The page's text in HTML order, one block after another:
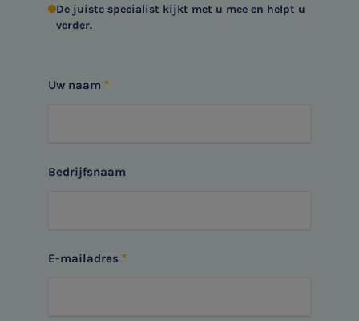
Zonder gedoe
De juiste specialist kijkt met u mee en helpt u
verder.
Uw naam
Bedrijfsnaam
E-mailadres